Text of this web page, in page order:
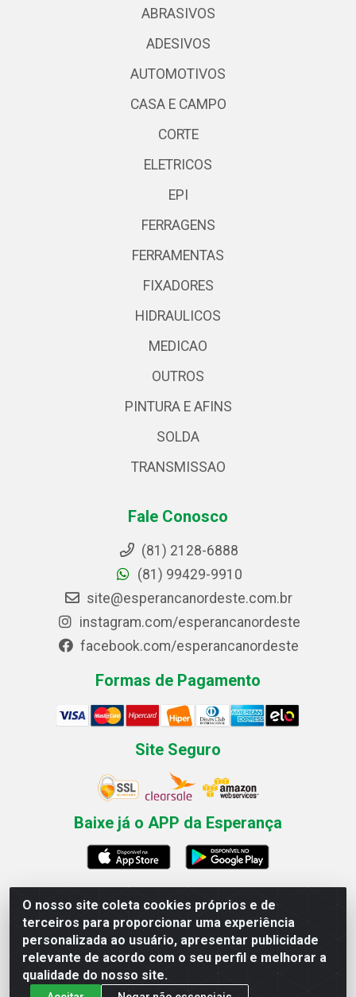
O nosso site coleta cookies próprios e de
terceiros para proporcionar uma experiência
personalizada ao usuário, apresentar publicidade
relevante de acordo com o seu perfil e melhorar a
qualidade do nosso site.
ABRASIVOS
ADESIVOS
AUTOMOTIVOS
CASA E CAMPO
CORTE
ELETRICOS
EPI
FERRAGENS
FERRAMENTAS
FIXADORES
HIDRAULICOS
MEDICAO
OUTROS
PINTURA E AFINS
SOLDA
TRANSMISSAO
Fale Conosco
(81) 2128-6888
(81) 99429-9910
site@esperancanordeste.com.br
instagram.com/esperancanordeste
facebook.com/esperancanordeste
Formas de Pagamento
Site Seguro
Baixe já o APP da Esperança
Esperança Nordeste - Rua Professor Caldas Filho, 291 -
Estância - Recife / PE CEP: 50771-335 - CNPJ
03.666.136/0001-23